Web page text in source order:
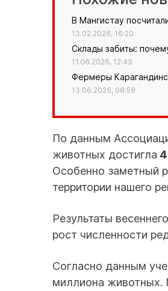
В Мангистау
13.02.2026, 16:20
Склады забиты:
11.06.2026, 12:43
Фермеры
13.06.2026, 08:59
По данным
животных достигла
Особенно заметный
территории нашего
Результаты
рост численности
Согласно данным
миллиона животных.